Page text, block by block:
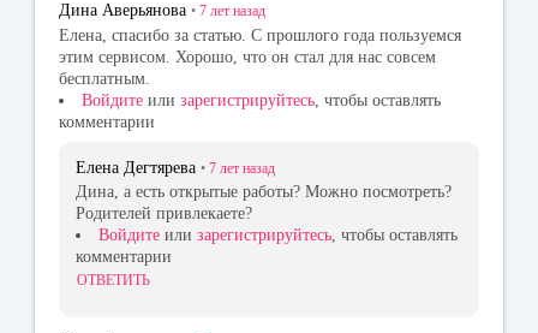
ni
ki
Дина Аверьянова • 7 лет назад
Елена, спасибо за статью. С прошлого года пользуемся
этим сервисом. Хорошо, что он стал для нас совсем
бесплатным.
Войдите или зарегистрируйтесь , чтобы оставлять
комментарии
Елена Дегтярева • 7 лет назад
Дина, а есть открытые работы? Можно посмотреть?
Родителей привлекаете?
Войдите или зарегистрируйтесь, чтобы оставлять
комментарии
ОТВЕТИТЬ